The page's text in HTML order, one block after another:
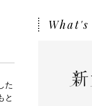
た
と
What's